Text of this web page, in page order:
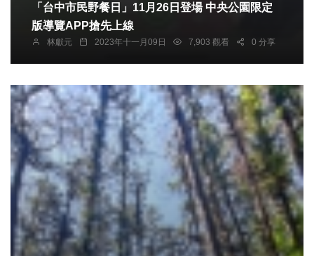
「台中市民野餐日」11月26日登場 中央公園限定
版導覽APP搶先上線
林獻元 2023年十一月09日 7,903 觀看 0 分享